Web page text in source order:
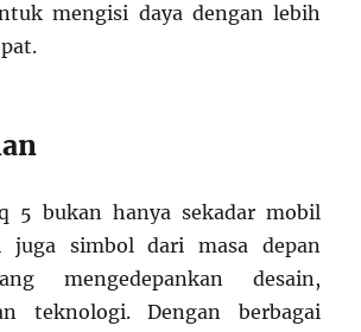
mengisi daya dengan lebih
5 bukan hanya sekadar mobil
simbol dari masa depan
mengedepankan desain,
teknologi. Dengan berbagai